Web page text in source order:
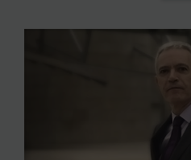
PROGRAMA DE ACCESO